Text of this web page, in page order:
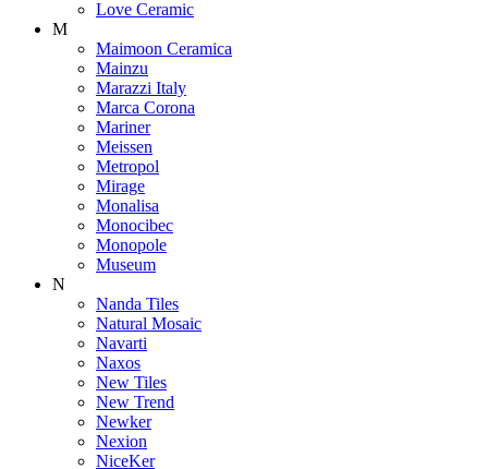
Love Ceramic
M
Maimoon Ceramica
Mainzu
Marazzi Italy
Marca Corona
Mariner
Meissen
Metropol
Mirage
Monalisa
Monocibec
Monopole
Museum
N
Nanda Tiles
Natural Mosaic
Navarti
Naxos
New Tiles
New Trend
Newker
Nexion
NiceKer